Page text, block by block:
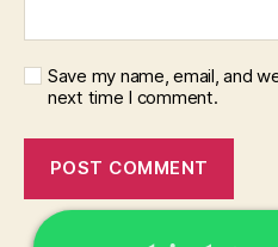
Save my name, email, and
next time I comment.